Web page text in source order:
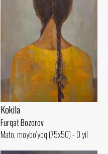
Kokila
Furqat Bozorov
Mato, moybo‘yoq (75x50) - 0 yil